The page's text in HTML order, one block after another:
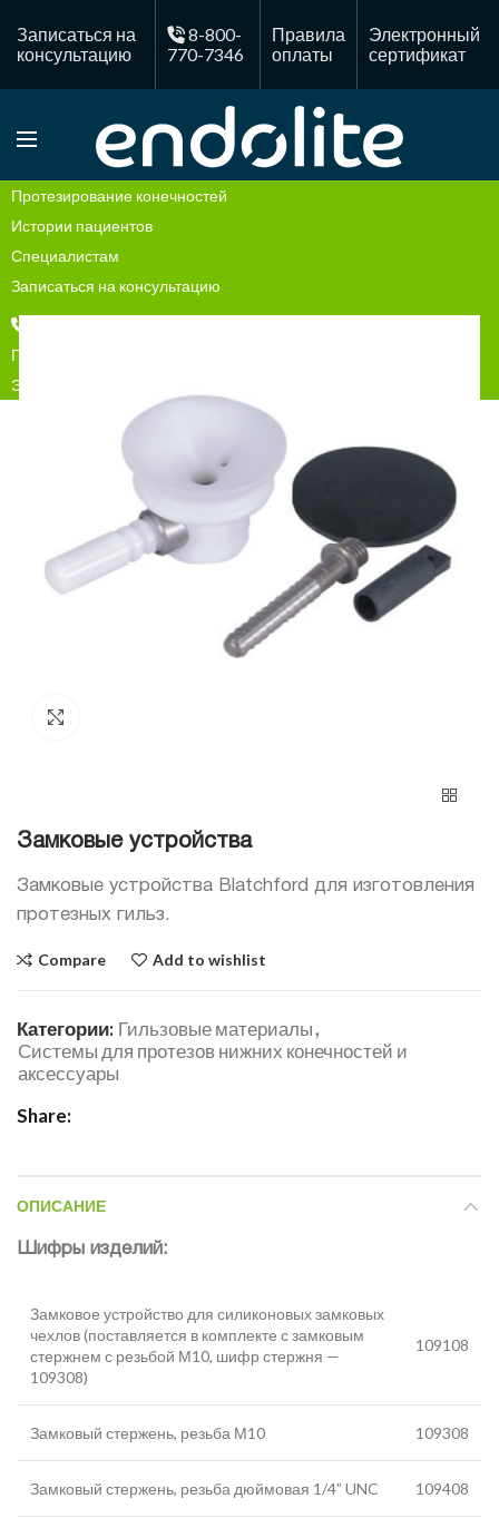
Записаться на
консультацию
8-800-
770-7346
Правила
оплаты
Электронный
сертификат
Протезирование конечностей
Истории пациентов
Специалистам
Записаться на консультацию
Правила оплаты
Электронный сертификат
Замковые устройства
Замковые устройства Blatchford для изготовления
протезных гильз.
Compare Add to wishlist
Категории: Гильзовые материалы,
Системы для протезов нижних конечностей и
аксессуары
Share
ОПИСАНИЕ
Шифры изделий:
Замковое устройство для силиконовых замковых
чехлов (поставляется в комплекте с замковым
стержнем с резьбой М10, шифр стержня —
109308)
109108
Замковый стержень, резьба М10 109308
Замковый стержень, резьба дюймовая 1/4” UNC 109408